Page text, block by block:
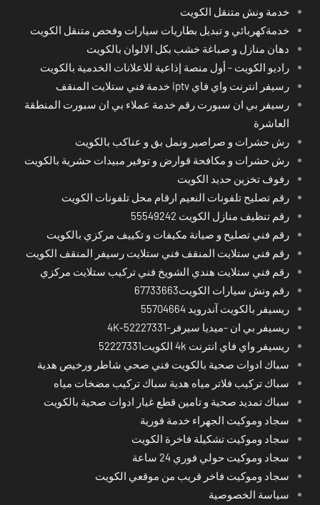
خدمة ونش متنقل الكويت
خدمةكهربائي و تبديل بطاريات سيارات وفحص متنقل الكويت
دهان منازل و صباغة خشب بكل الالوان بالكويت
راديو الكويت - أول منصة إذاعية للاعلانات الخدمية بالكويت
رسيفر انترنت واي فاي iptv خدمة فني ستلايت المنقف
رسيفر بي ان سبورت رقم خدمة عملاء بي ان سبورت المنطقة
العاشرة
رش حشرات و صراصير ونمل بق و عناكب بالكويت
رش حشرات و مكافحة قوارض و توفير مبيدات حشرية بالكويت
رفوف تخزين حديد الكويت
رقم تصليح تلفونات النعيم ارقام محل تلفونات الكويت
رقم تنظيف منازل الكويت 55549242
رقم فني تصليح و صيانة مكيفات و تكييف مركزي بالكويت
رقم فني ستلايت المنقف فني ستلايت رسيفر المنقف الكويت
رقم فني ستلايت هندي الشويخ فني تركيب ستلايت مركزي
رقم ونش سيارات الكويت67733663
ريسيفر بالكويت آندرويد 55704664
ريسيفر بي ان -ميديا سيرفر-4K-52227331
ريسيفر واي فاي انترنت 4k الكويت52227331
سباك ادوات صحية بالكويت فني صحي شاطر ورخيص هدية
سباك تركيب فلاتر مياه هدية سباك تركيب مضخات مياه
سباك تمديد صحية و تامين قطع غيار ادوات صحية بالكويت
سجاد وموكيت الجهراء خدمة فورية
سجاد وموكيت تشكيلة فاخرة الكويت
سجاد وموكيت حولي فوري 24 ساعة
سجاد وموكيت فاخر قريب من موقعي الكويت
سياسة الخصوصية